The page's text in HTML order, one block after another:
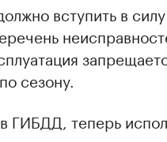
вступить в
сезону.
ГИБДД, теперь